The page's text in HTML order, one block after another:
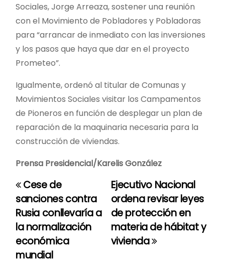
Sociales, Jorge Arreaza, sostener una reunión
con el Movimiento de Pobladores y Pobladoras
para “arrancar de inmediato con las inversiones
y los pasos que haya que dar en el proyecto
Prometeo”.
Igualmente, ordenó al titular de Comunas y
Movimientos Sociales visitar los Campamentos
de Pioneros en función de desplegar un plan de
reparación de la maquinaria necesaria para la
construcción de viviendas.
Prensa Presidencial/Karelis González
N
a
v
e
Ejecutivo Nacional
ordena revisar leyes
de protección en
materia de hábitat y
vivienda
Cese de
sanciones contra
Rusia conllevaría a
la normalización
económica
mundial